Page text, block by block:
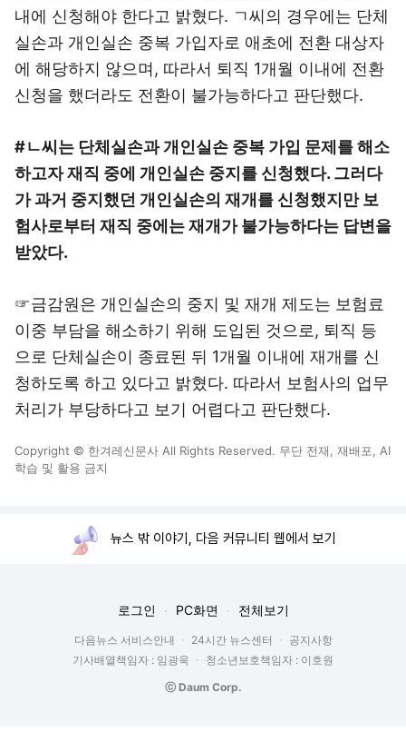
내에 신청해야 한다고 밝혔다. ㄱ씨의 경우에는 단체
실손과 개인실손 중복 가입자로 애초에 전환 대상자
에 해당하지 않으며, 따라서 퇴직 1개월 이내에 전환
신청을 했더라도 전환이 불가능하다고 판단했다.
#ㄴ씨는 단체실손과 개인실손 중복 가입 문제를 해소
하고자 재직 중에 개인실손 중지를 신청했다. 그러다
가 과거 중지했던 개인실손의 재개를 신청했지만 보
험사로부터 재직 중에는 재개가 불가능하다는 답변을
받았다.
☞금감원은 개인실손의 중지 및 재개 제도는 보험료
이중 부담을 해소하기 위해 도입된 것으로, 퇴직 등
으로 단체실손이 종료된 뒤 1개월 이내에 재개를 신
청하도록 하고 있다고 밝혔다. 따라서 보험사의 업무
처리가 부당하다고 보기 어렵다고 판단했다.
Copyright © 한겨레신문사 All Rights Reserved. 무단 전재, 재배포, AI
학습 및 활용 금지
뉴스 밖 이야기, 다음 커뮤니티 웹에서 보기
로그인 PC화면 전체보기
다음뉴스 서비스안내 24시간 뉴스센터
공지사항
기사배열책임자 : 임광욱
청소년보호책임자 : 이호원
ⓒ Daum Corp.